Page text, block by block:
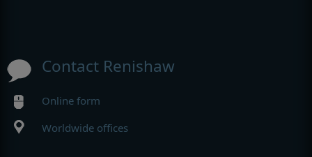
Contact Renishaw
Online form
Worldwide offices